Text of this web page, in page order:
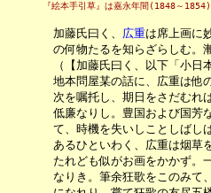
『絵本手引草』は嘉永年間(1848～1854)
加藤氏曰く、 広重は席上画に
の何物たるを知らざらしむ。漸次
（【加藤氏曰く、以下「小日本
地本問屋某の話に、広重は他の画
次を嘱托し、期日をさだむれば其
低廉なりし。豊国および国芳など
て、時機を失いしことしばしば
あるひといわく、広重は烟草を喫
たれども似がお画をかかず。一見
なりき。筆余狂歌をこのみて、狂